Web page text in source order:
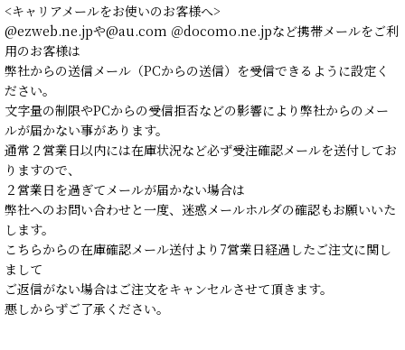
<キャリアメールをお使いのお客様へ>
@ezweb.ne.jpや@au.com ＠docomo.ne.jpなど携帯メールをご利
用のお客様は
弊社からの送信メール（PCからの送信）を受信できるように設定く
ださい。
文字量の制限やPCからの受信拒否などの影響により弊社からのメー
ルが届かない事があります。
通常２営業日以内には在庫状況など必ず受注確認メールを送付してお
りますので、
２営業日を過ぎてメールが届かない場合は
弊社へのお問い合わせと一度、迷惑メールホルダの確認もお願いいた
します。
こちらからの在庫確認メール送付より7営業日経過したご注文に関し
まして
ご返信がない場合はご注文をキャンセルさせて頂きます。
悪しからずご了承ください。